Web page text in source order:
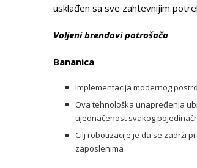
usklađen sa sve zahtevnijim
Voljeni brendovi potrošača
Bananica
Implementacija modernog
Ova tehnološka unapređenja
ujednačenost svakog
Cilj robotizacije je da se zadrži
zaposlenima